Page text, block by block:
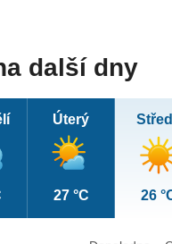
další dny
Úterý
27 °C 26